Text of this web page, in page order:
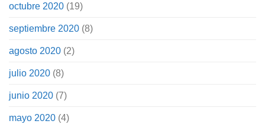
octubre 2020 (19)
septiembre 2020 (8)
agosto 2020 (2)
julio 2020 (8)
junio 2020 (7)
mayo 2020 (4)